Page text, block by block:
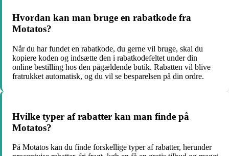
Hvordan kan man bruge en rabatkode fra
Motatos?
Når du har fundet en rabatkode, du gerne vil bruge, skal du
kopiere koden og indsætte den i rabatkodefeltet under din
online bestilling hos den pågældende butik. Rabatten vil blive
fratrukket automatisk, og du vil se besparelsen på din ordre.
Hvilke typer af rabatter kan man finde på
Motatos?
På Motatos kan du finde forskellige typer af rabatter, herunder